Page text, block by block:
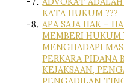
KATA HUKUM ???
APA SAJA HAK –
MEMBERI
MENGHADAPI
PERKARA PIDANA
KEJAKSAAN,